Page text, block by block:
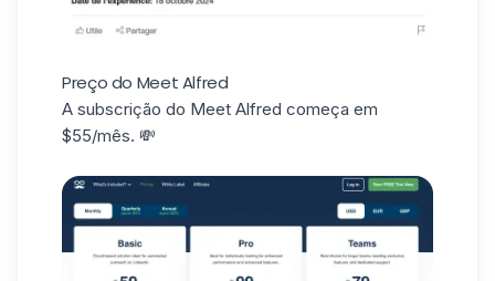
Preço do Meet Alfred
A subscrição do Meet Alfred começa em
$55/mês. 💸